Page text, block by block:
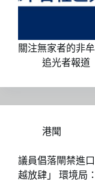
關注無家者的非
追光者報道
港聞
議員倡落閘禁進
越放肆」 環境局